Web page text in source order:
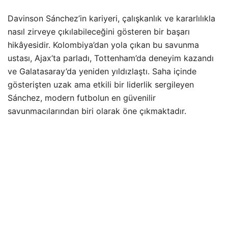
Davinson Sánchez’in kariyeri, çalışkanlık ve kararlılıkla
nasıl zirveye çıkılabileceğini gösteren bir başarı
hikâyesidir. Kolombiya’dan yola çıkan bu savunma
ustası, Ajax’ta parladı, Tottenham’da deneyim kazandı
ve Galatasaray’da yeniden yıldızlaştı. Saha içinde
gösterişten uzak ama etkili bir liderlik sergileyen
Sánchez, modern futbolun en güvenilir
savunmacılarından biri olarak öne çıkmaktadır.